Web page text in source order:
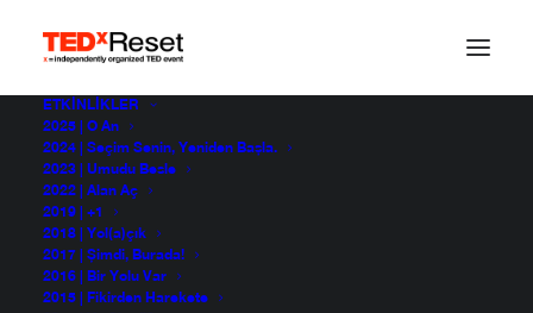
ETKINLIKLER
2025 | O An
2024 | Seçim Senin, Yeniden Başla.
2023 | Umudu Besle
2022 | Alan Aç
2019 | +1
2018 | Yol(a)çık
2017 | Şimdi, Burada!
2016 | Bir Yolu Var
2015 | Fikirden Harekete
Canlı Performans –
Tahribad-ı İsyan
Tahribad-ı İsyan